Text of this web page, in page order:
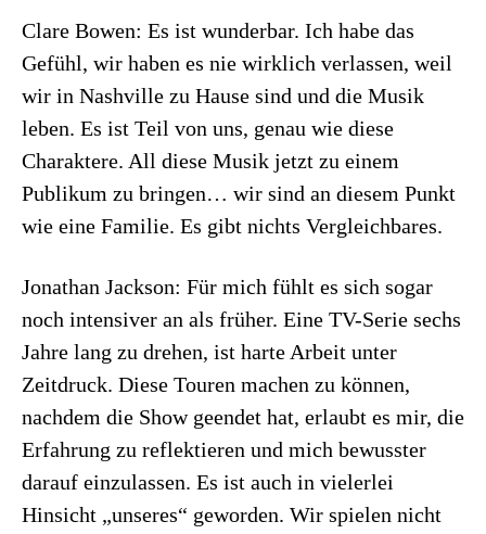
Clare Bowen: Es ist wunderbar. Ich habe das
Gefühl, wir haben es nie wirklich verlassen, weil
wir in Nashville zu Hause sind und die Musik
leben. Es ist Teil von uns, genau wie diese
Charaktere. All diese Musik jetzt zu einem
Publikum zu bringen… wir sind an diesem Punkt
wie eine Familie. Es gibt nichts Vergleichbares.
Jonathan Jackson: Für mich fühlt es sich sogar
noch intensiver an als früher. Eine TV-Serie sechs
Jahre lang zu drehen, ist harte Arbeit unter
Zeitdruck. Diese Touren machen zu können,
nachdem die Show geendet hat, erlaubt es mir, die
Erfahrung zu reflektieren und mich bewusster
darauf einzulassen. Es ist auch in vielerlei
Hinsicht „unseres“ geworden. Wir spielen nicht